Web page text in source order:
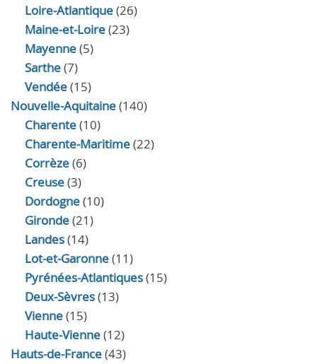
Loire-Atlantique(26)
Maine-et-Loire(23)
Mayenne(5)
Sarthe(7)
Vendée(15)
Nouvelle-Aquitaine(140)
Charente(10)
Charente-Maritime(22)
Corrèze(6)
Creuse(3)
Dordogne(10)
Gironde(21)
Landes(14)
Lot-et-Garonne(11)
Pyrénées-Atlantiques(15)
Deux-Sèvres(13)
Vienne(15)
Haute-Vienne(12)
Hauts-de-France(43)